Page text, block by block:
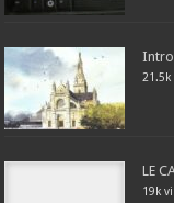
21.5k
LE
19k